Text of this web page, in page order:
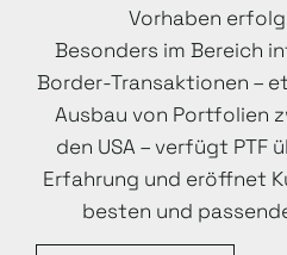
Vorhaben
Besonders im Bereich
Border-Transaktionen –
Ausbau von Portfolien
den USA – verfügt PTF
Erfahrung und eröffnet
besten und